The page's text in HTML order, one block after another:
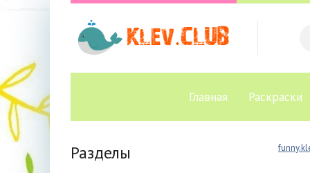
Главная Раскраски
Разделы